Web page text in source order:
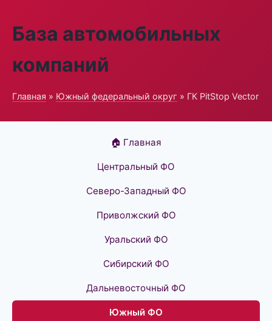
База автомобильных
компаний
Главная » Южный федеральный округ » ГК PitStop Vector
🏠 Главная
Центральный ФО
Северо-Западный ФО
Приволжский ФО
Уральский ФО
Сибирский ФО
Дальневосточный ФО
Южный ФО